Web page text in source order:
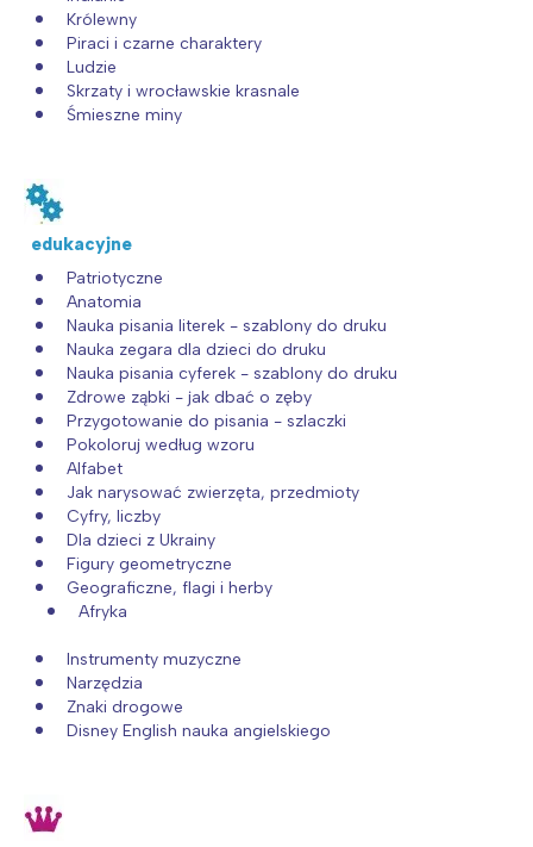
Królewny
Piraci i czarne charaktery
Ludzie
Skrzaty i wrocławskie krasnale
Śmieszne miny
edukacyjne
Patriotyczne
Anatomia
Nauka pisania literek - szablony do druku
Nauka zegara dla dzieci do druku
Nauka pisania cyferek - szablony do druku
Zdrowe ząbki - jak dbać o zęby
Przygotowanie do pisania - szlaczki
Pokoloruj według wzoru
Alfabet
Jak narysować zwierzęta, przedmioty
Cyfry, liczby
Dla dzieci z Ukrainy
Figury geometryczne
Geograficzne, flagi i herby
Afryka
Instrumenty muzyczne
Narzędzia
Znaki drogowe
Disney English nauka angielskiego